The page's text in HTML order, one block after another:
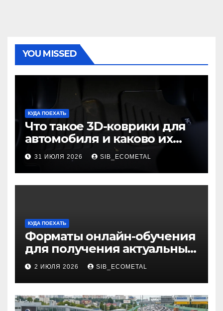
YOU MISSED
КУДА ПОЕХАТЬ
Что такое 3D-коврики для
автомобиля и каково их
основное назначение
31 ИЮЛЯ 2026 SIB_ECOMETAL
КУДА ПОЕХАТЬ
Форматы онлайн-обучения
для получения актуальных
профессий
2 ИЮЛЯ 2026 SIB_ECOMETAL